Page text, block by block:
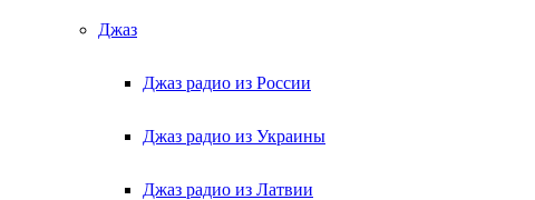
Джаз
Джаз радио из России
Джаз радио из Украины
Джаз радио из Латвии